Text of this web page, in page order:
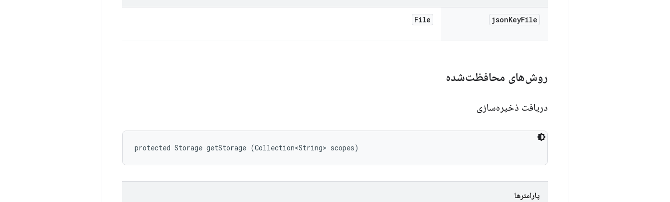
jsonKeyFile
File
روش‌های محافظت‌شده
دریافت ذخیره‌سازی
protected Storage getStorage (Collection<String> scopes)
پارامترها